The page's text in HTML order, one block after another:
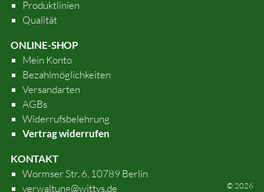
Produktlinien
Qualität
ONLINE-SHOP
Mein Konto
Bezahlmöglichkeiten
Versandarten
AGBs
Widerrufsbelehrung
Vertrag widerrufen
KONTAKT
Wormser Str. 6, 10789 Berlin
verwaltung@wittys.de
© 2026